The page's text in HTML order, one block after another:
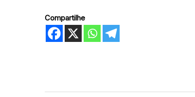
Compartilhe